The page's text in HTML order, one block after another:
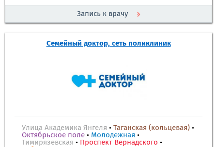
Запись к врачу
Семейный доктор, сеть поликлиник
Улица Академика Янгеля • Таганская (кольцевая) •
Октябрьское поле • Молодежная •
Тимирязевская • Проспект Вернадского •